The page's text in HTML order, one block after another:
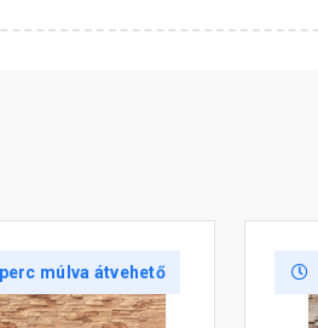
múlva átvehető